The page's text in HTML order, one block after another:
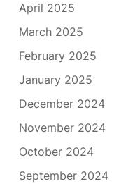
April 2025
March 2025
February 2025
January 2025
December 2024
November 2024
October 2024
September 2024